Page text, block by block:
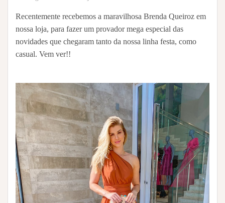
Recentemente recebemos a maravilhosa Brenda Queiroz em
nossa loja, para fazer um provador mega especial das
novidades que chegaram tanto da nossa linha festa, como
casual. Vem ver!!